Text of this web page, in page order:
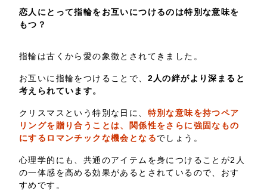
恋人にとって指輪をお互いにつけるのは特別な意味を
もつ？
指輪は古くから愛の象徴とされてきました。
お互いに指輪をつけることで、 2人の絆がより深まると
考えられています。
クリスマスという特別な日に、 特別な意味を持つペア
リングを贈り合うことは、関係性をさらに強固なもの
にするロマンチックな機会となるでしょう。
心理学的にも、共通のアイテムを身につけることが2人
の一体感を高める効果があるとされているので、おす
すめです。